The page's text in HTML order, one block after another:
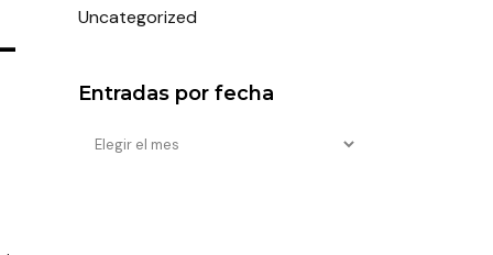
Uncategorized
Entradas por fecha
Entradas